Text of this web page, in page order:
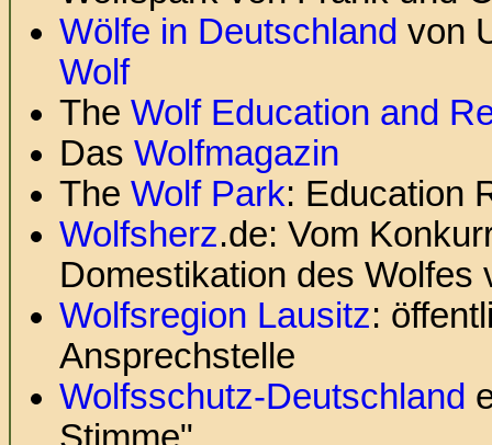
Wölfe in Deutschland von
Wolf
The Wolf Education and
Das Wolfmagazin
The Wolf Park: Education
Wolfsherz.de: Vom
Domestikation des Wolfes
Wolfsregion Lausitz:
Ansprechstelle
Wolfsschutz-Deutschland